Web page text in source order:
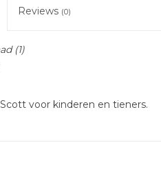
Reviews (0)
(1)
voor kinderen en tieners.